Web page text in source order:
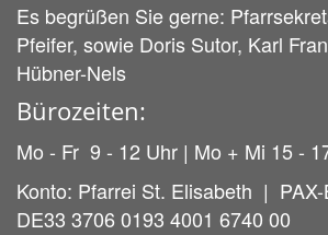
Es begrüßen Sie gerne:
Pfeifer, sowie Doris Sutor, Karl
Hübner-Nels
Bürozeiten:
Mo - Fr 9 - 12 Uhr | Mo + Mi 15 -
Konto: Pfarrei St. Elisabeth |
DE33 3706 0193 4001 6740 00